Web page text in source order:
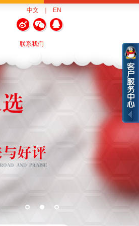
中文 EN
联系我们